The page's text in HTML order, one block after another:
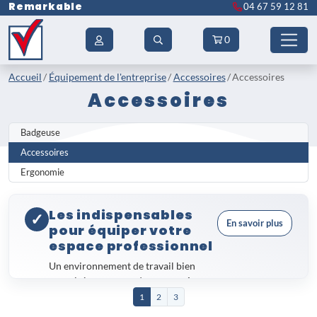
Remarkable 04 67 59 12 81
0
Accueil Équipement de l'entreprise Accessoires Accessoires
Accessoires
Badgeuse
Accessoires
Ergonomie
✓ Les indispensables
pour équiper votre
espace professionnel
Un environnement de travail bien
organisé repose sur des
accessoires
fiables et adaptés à
chaque usage. Notre gamme
En savoir plus
1 2 3